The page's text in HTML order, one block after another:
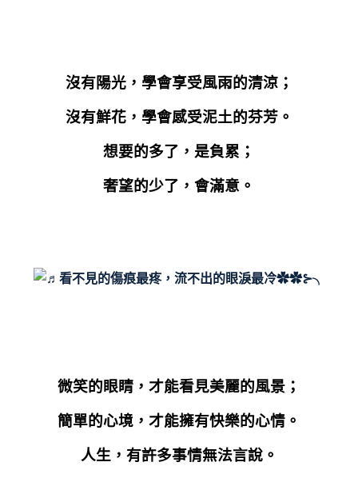
沒有陽光，學會享受風雨的清涼；
沒有鮮花，學會感受泥土的芬芳。
想要的多了，是負累；
奢望的少了，會滿意。
微笑的眼睛，才能看見美麗的風景；
簡單的心境，才能擁有快樂的心情。
人生，有許多事情無法言說。